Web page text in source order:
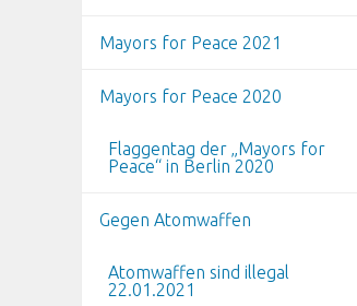
Mayors for Peace 2021
Mayors for Peace 2020
Flaggentag der „Mayors for
Peace“ in Berlin 2020
Gegen Atomwaffen
Atomwaffen sind illegal
22.01.2021